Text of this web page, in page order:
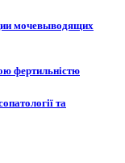
мочевыводящих
фертильністю
та